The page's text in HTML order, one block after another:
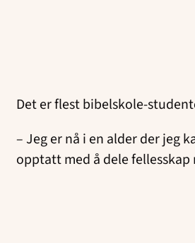
Det er flest bibelskole-
– Jeg er nå i en alder der jeg
opptatt med å dele